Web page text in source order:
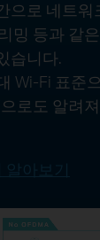
으로 네트워
밍 등과 같
습니다.
Wi-Fi 표준
로도 알려
알아보기